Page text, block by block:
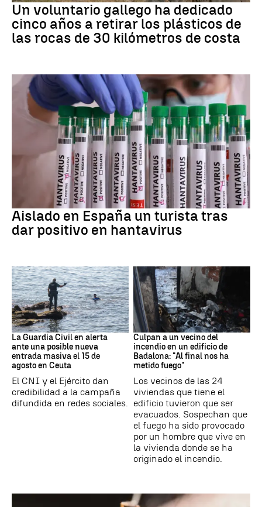
Un voluntario gallego ha dedicado
cinco años a retirar los plásticos de
las rocas de 30 kilómetros de costa
Aislado en España un turista tras
dar positivo en hantavirus
Ceuta
La Guardia Civil en alerta
ante una posible nueva
entrada masiva el 15 de
agosto en Ceuta
El CNI y el Ejército dan
credibilidad a la campaña
difundida en redes sociales.
Cataluña
Culpan a un vecino del
incendio en un edificio de
Badalona: "Al final nos ha
metido fuego"
Los vecinos de las 24
viviendas que tiene el
edificio tuvieron que ser
evacuados. Sospechan que
el fuego ha sido provocado
por un hombre que vive en
la vivienda donde se ha
originado el incendio.